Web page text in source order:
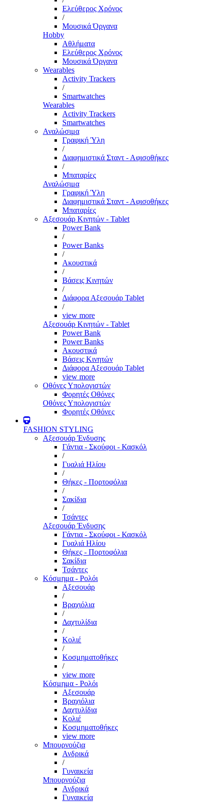
Ελεύθερος Χρόνος
/
Μουσικά Όργανα
Hobby
Αθλήματα
Ελεύθερος Χρόνος
Μουσικά Όργανα
Wearables
Activity Trackers
/
Smartwatches
Wearables
Activity Trackers
Smartwatches
Αναλώσιμα
Γραφική Ύλη
/
Διαφημιστικά Σταντ - Αφισοθήκες
/
Μπαταρίες
Αναλώσιμα
Γραφική Ύλη
Διαφημιστικά Σταντ - Αφισοθήκες
Μπαταρίες
Αξεσουάρ Κινητών - Tablet
Power Bank
/
Power Banks
/
Ακουστικά
/
Βάσεις Κινητών
/
Διάφορα Αξεσουάρ Tablet
/
view more
Αξεσουάρ Κινητών - Tablet
Power Bank
Power Banks
Ακουστικά
Βάσεις Κινητών
Διάφορα Αξεσουάρ Tablet
view more
Οθόνες Υπολογιστών
Φορητές Οθόνες
Οθόνες Υπολογιστών
Φορητές Οθόνες
FASHION STYLING
Αξεσουάρ Ένδυσης
Γάντια - Σκούφοι - Κασκόλ
/
Γυαλιά Ηλίου
/
Θήκες - Πορτοφόλια
/
Σακίδια
/
Τσάντες
Αξεσουάρ Ένδυσης
Γάντια - Σκούφοι - Κασκόλ
Γυαλιά Ηλίου
Θήκες - Πορτοφόλια
Σακίδια
Τσάντες
Κόσμημα - Ρολόι
Αξεσουάρ
/
Βραχιόλια
/
Δαχτυλίδια
/
Κολιέ
/
Κοσμηματοθήκες
/
view more
Κόσμημα - Ρολόι
Αξεσουάρ
Βραχιόλια
Δαχτυλίδια
Κολιέ
Κοσμηματοθήκες
view more
Μπουρνούζια
Ανδρικά
/
Γυναικεία
Μπουρνούζια
Ανδρικά
Γυναικεία